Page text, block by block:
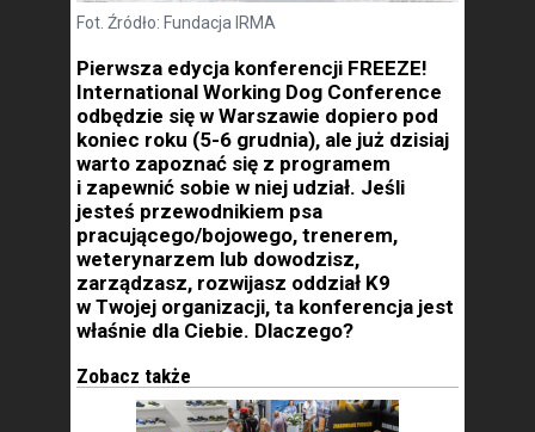
Fot. Źródło: Fundacja IRMA
Pierwsza edycja konferencji FREEZE!
International Working Dog Conference
odbędzie się w Warszawie dopiero pod
koniec roku (5-6 grudnia), ale już dzisiaj
warto zapoznać się z programem
i zapewnić sobie w niej udział. Jeśli
jesteś przewodnikiem psa
pracującego/bojowego, trenerem,
weterynarzem lub dowodzisz,
zarządzasz, rozwijasz oddział K9
w Twojej organizacji, ta konferencja jest
właśnie dla Ciebie. Dlaczego?
Zobacz także